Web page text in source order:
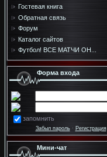
Гостевая книга
Обратная связь
Форум
Каталог сайтов
Футбол! ВСЕ МАТЧИ ОН...
Форма входа
запомнить
Забыл пароль· Регистрация
Мини-чат